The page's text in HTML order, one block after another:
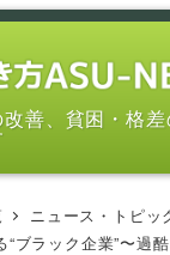
善、貧困・格
ニュース・トピッ
ブラック企業”〜過